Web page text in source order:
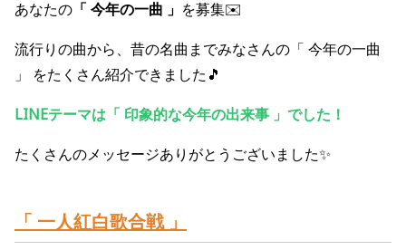
あなたの 「 今年の一曲 」 を募集✉️
流行りの曲から、昔の名曲までみなさんの「 今年の一曲
」 をたくさん紹介できました🎵
LINEテーマは「 印象的な今年の出来事 」でした！
たくさんのメッセージありがとうございました✨
「 一人紅白歌合戦 」